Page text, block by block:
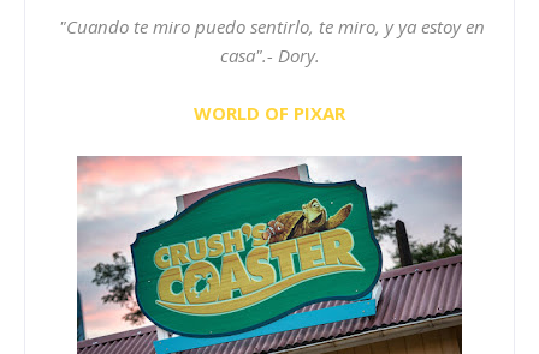
"Cuando te miro puedo sentirlo, te miro, y ya estoy en
casa".- Dory.
WORLD OF PIXAR